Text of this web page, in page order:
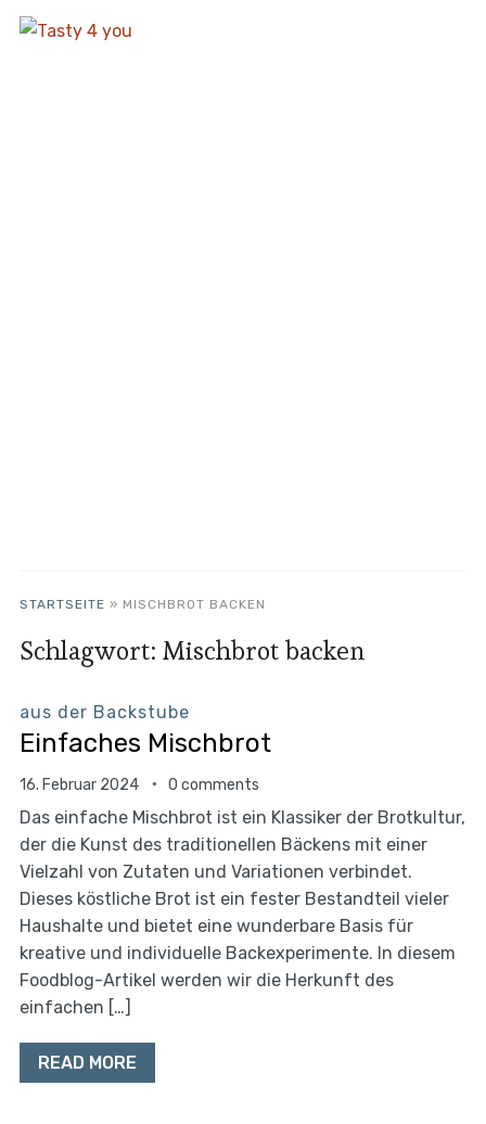
STARTSEITE » MISCHBROT BACKEN
Schlagwort: Mischbrot backen
aus der Backstube
Einfaches Mischbrot
16. Februar 2024 0 comments
Das einfache Mischbrot ist ein Klassiker der Brotkultur,
der die Kunst des traditionellen Bäckens mit einer
Vielzahl von Zutaten und Variationen verbindet.
Dieses köstliche Brot ist ein fester Bestandteil vieler
Haushalte und bietet eine wunderbare Basis für
kreative und individuelle Backexperimente. In diesem
Foodblog-Artikel werden wir die Herkunft des
einfachen […]
READ MORE